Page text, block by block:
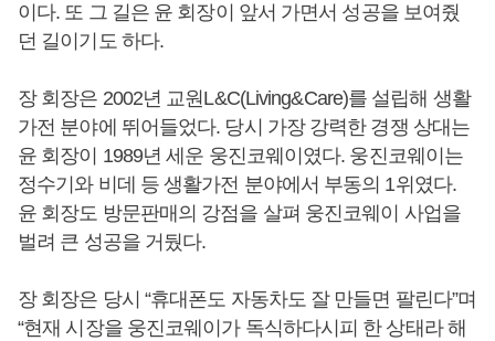
이다. 또 그 길은 윤 회장이 앞서 가면서 성공을 보여줬
던 길이기도 하다.
장 회장은 2002년 교원L&C(Living&Care)를 설립해 생활
가전 분야에 뛰어들었다. 당시 가장 강력한 경쟁 상대는
윤 회장이 1989년 세운 웅진코웨이였다. 웅진코웨이는
정수기와 비데 등 생활가전 분야에서 부동의 1위였다.
윤 회장도 방문판매의 강점을 살펴 웅진코웨이 사업을
벌려 큰 성공을 거뒀다.
장 회장은 당시 “휴대폰도 자동차도 잘 만들면 팔린다”며
“현재 시장을 웅진코웨이가 독식하다시피 한 상태라 해